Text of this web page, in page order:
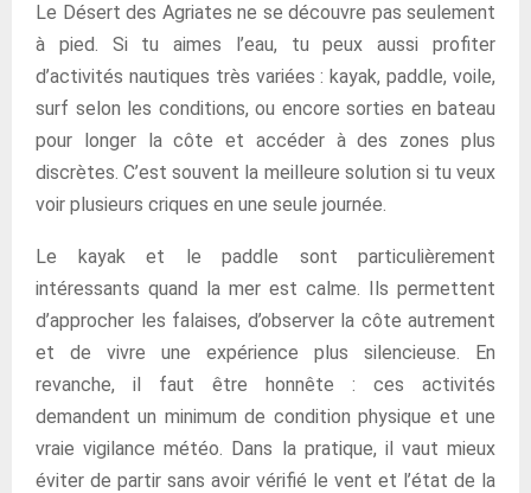
Le Désert des Agriates ne se découvre pas seulement
à pied. Si tu aimes l’eau, tu peux aussi profiter
d’activités nautiques très variées : kayak, paddle, voile,
surf selon les conditions, ou encore sorties en bateau
pour longer la côte et accéder à des zones plus
discrètes. C’est souvent la meilleure solution si tu veux
voir plusieurs criques en une seule journée.
Le kayak et le paddle sont particulièrement
intéressants quand la mer est calme. Ils permettent
d’approcher les falaises, d’observer la côte autrement
et de vivre une expérience plus silencieuse. En
revanche, il faut être honnête : ces activités
demandent un minimum de condition physique et une
vraie vigilance météo. Dans la pratique, il vaut mieux
éviter de partir sans avoir vérifié le vent et l’état de la